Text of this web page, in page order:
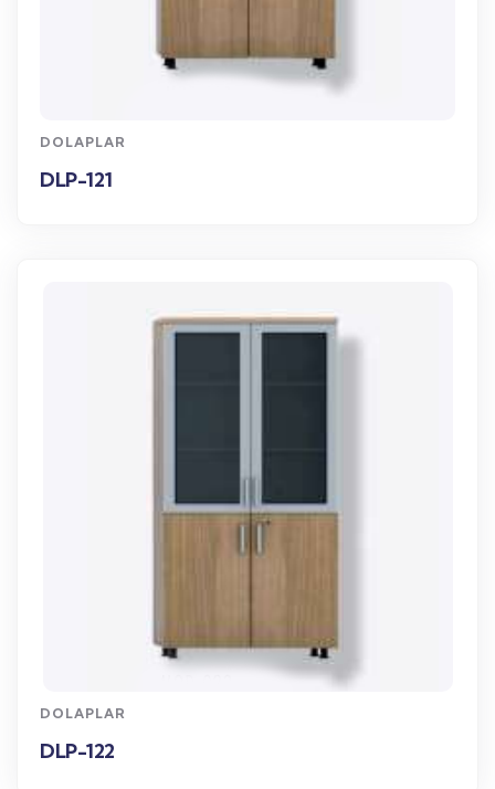
WhatsApp Sipariş
DOLAPLAR
DLP-121
WhatsApp Sipariş
DOLAPLAR
DLP-122